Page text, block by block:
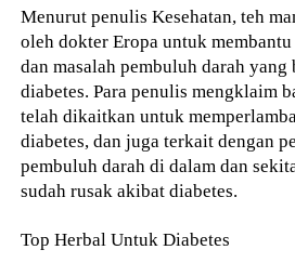
Menurut penulis Kesehatan, teh
oleh dokter Eropa untuk
dan masalah pembuluh darah yang
diabetes. Para penulis mengklaim
telah dikaitkan untuk
diabetes, dan juga terkait dengan
pembuluh darah di dalam dan
sudah rusak akibat diabetes.
Top Herbal Untuk Diabetes